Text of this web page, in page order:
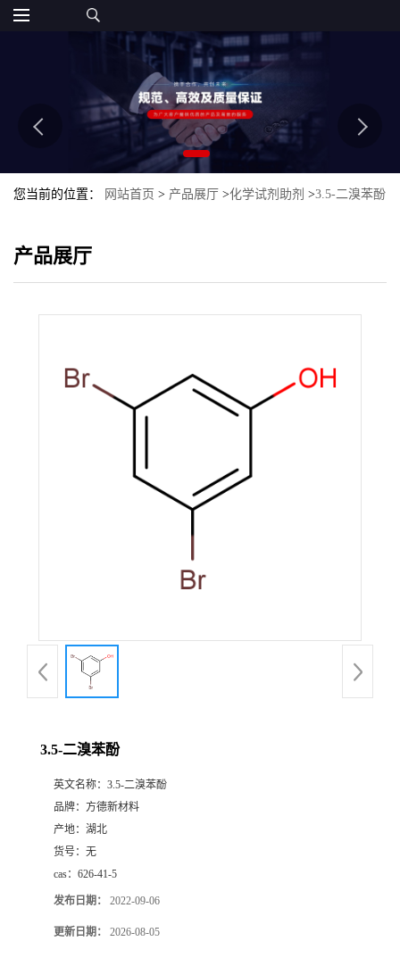
您当前的位置： 网站首页 > 产品展厅 >化学试剂助剂 >3.5-二溴苯酚
产品展厅
3.5-二溴苯酚
英文名称： 3.5-二溴苯酚
品牌： 方德新材料
产地： 湖北
货号： 无
cas： 626-41-5
发布日期： 2022-09-06
更新日期： 2026-08-05